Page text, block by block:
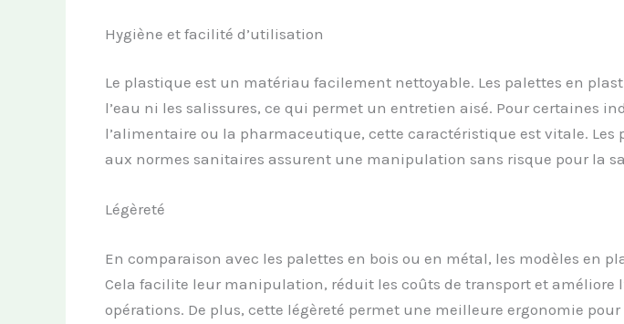
Hygiène et facilité d’utilisation
Le plastique est un matériau facilement nettoyable. Les palettes en
l’eau ni les salissures, ce qui permet un entretien aisé. Pour certaines
l’alimentaire ou la pharmaceutique, cette caractéristique est vitale. Les
aux normes sanitaires assurent une manipulation sans risque pour la
Légèreté
En comparaison avec les palettes en bois ou en métal, les modèles en
Cela facilite leur manipulation, réduit les coûts de transport et améliore
opérations. De plus, cette légèreté permet une meilleure ergonomie pour